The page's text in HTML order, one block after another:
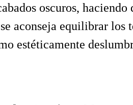
oscuros,
aconseja equilibrar
estéticamente